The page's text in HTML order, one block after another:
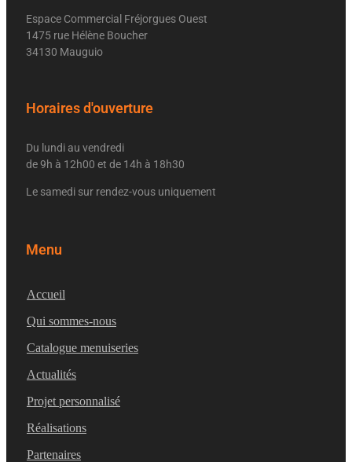
Espace Commercial Fréjorgues Ouest
1475 rue Hélène Boucher
34130 Mauguio
Horaires d'ouverture
Du lundi au vendredi
de 9h à 12h00 et de 14h à 18h30
Le samedi sur rendez-vous uniquement
Menu
Accueil
Qui sommes-nous
Catalogue menuiseries
Actualités
Projet personnalisé
Réalisations
Partenaires